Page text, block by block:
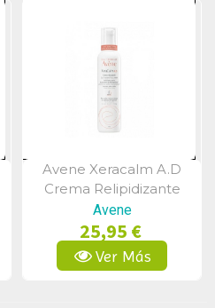
Vista Rápida
Avene Xeracalm A.d
Crema Relipidizante
400ml
Avene
25,95 €
Ver Más